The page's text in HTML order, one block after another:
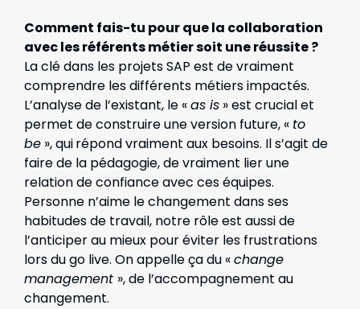
Comment fais-tu pour que la collaboration
avec les référents métier soit une réussite ?
La clé dans les projets SAP est de vraiment
comprendre les différents métiers impactés.
L’analyse de l’existant, le «as is » est crucial et
permet de construire une version future, « to
be », quirépond vraiment aux besoins. Il s’agit de
faire de la pédagogie, de vraiment lier une
relation de confiance avec ces équipes.
Personne n’aime le changement dans ses
habitudes de travail, notre rôle est aussi de
l’anticiper au mieux pour éviter les frustrations
lors du go live. On appelle ça du «change
management », de l’accompagnement au
changement.